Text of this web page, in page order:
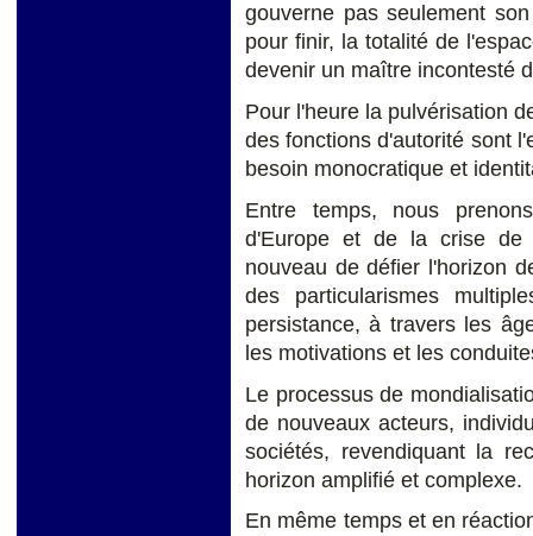
gouverne pas seulement
pour finir, la totalité de
devenir un maître incontesté
Pour l'heure la pulvérisation
des fonctions d'autorité sont
besoin monocratique et
Entre temps, nous
d'Europe et de la crise de
nouveau de défier l'horizon
des particularismes
persistance, à travers les
les motivations et les
Le processus de
de nouveaux acteurs,
sociétés, revendiquant la
horizon amplifié et complexe.
En même temps et en